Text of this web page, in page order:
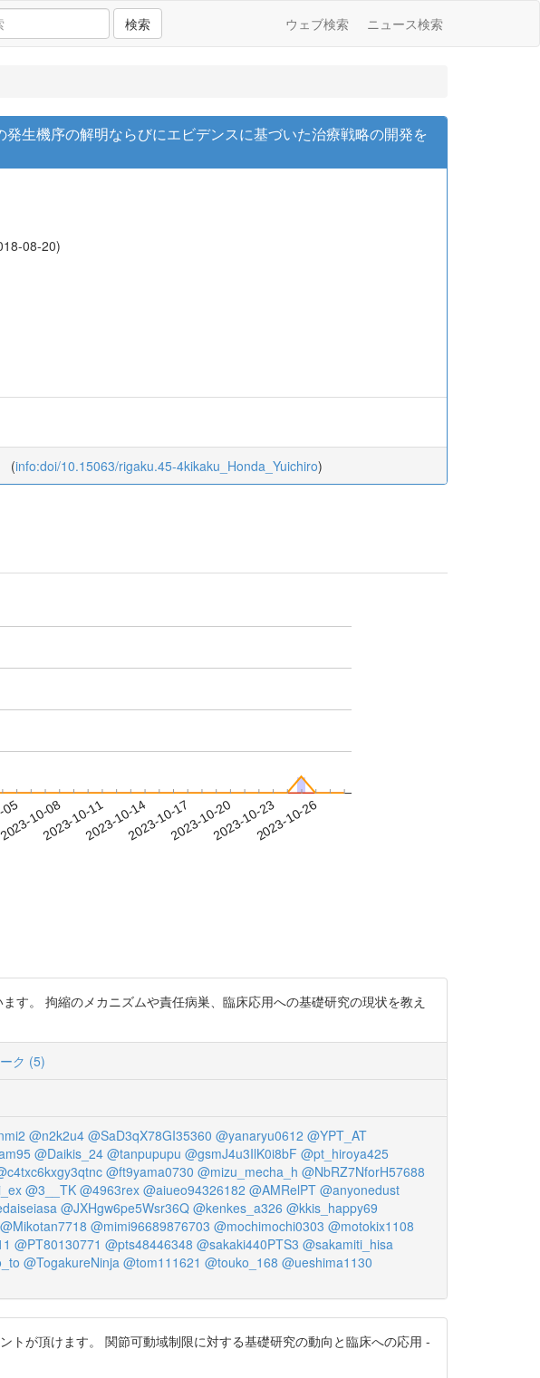
検索 ウェブ検索 ニュース検索
生機序の解明ならびにエビデンスに基づいた治療戦略の開発を
08-20)
(info:doi/10.15063/rigaku.45-4kikaku_Honda_Yuichiro)
10-08
2023-10-112023-10-142023-10-172023-10-202023-10-232023-10-26
す。 拘縮のメカニズムや責任病巣、臨床応用への基礎研究の現状を教え
ク (5)
@n2k2u4 @SaD3qX78GI35360 @yanaryu0612 @YPT_AT
@Daikis_24 @tanpupupu @gsmJ4u3IlK0i8bF @pt_hiroya425
@ft9yama0730 @mizu_mecha_h @NbRZ7NforH57688
@3__TK @4963rex @aiueo94326182 @AMRelPT @anyonedust
@JXHgw6pe5Wsr36Q @kenkes_a326 @kkis_happy69
@Mikotan7718 @mimi96689876703 @mochimochi0303 @motokix1108
@PT80130771 @pts48446348 @sakaki440PTS3 @sakamiti_hisa
@TogakureNinja @tom111621 @touko_168 @ueshima1130
が頂けます。 関節可動域制限に対する基礎研究の動向と臨床への応用 -